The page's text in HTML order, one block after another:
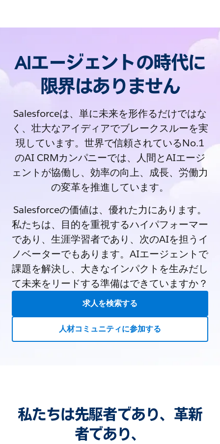
AIエージェントの時代に
限界はありません
Salesforceは、単に未来を形作るだけではな
く、壮大なアイディアでブレークスルーを実
現しています。世界で信頼されているNo.1
のAI CRMカンパニーでは、人間とAIエージ
ェントが協働し、効率の向上、成長、労働力
の変革を推進しています。
Salesforceの価値は、優れた力にあります。
私たちは、目的を重視するハイパフォーマー
であり、生涯学習者であり、次のAIを担うイ
ノベーターでもあります。AIエージェントで
課題を解決し、大きなインパクトを生みだし
て未来をリードする準備はできていますか？
求人を検索する
人材コミュニティに参加する
私たちは先駆者であり、革新
者であり、